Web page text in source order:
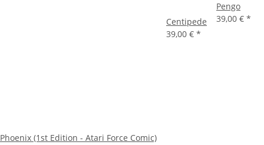
Phoenix (1st Edition - Atari Force Comic)
Centipede
39,00 € *
Pengo
39,00 € *